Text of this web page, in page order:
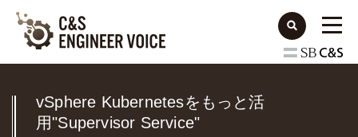
vSphere Kubernetesをもっと活
用"Supervisor Service"